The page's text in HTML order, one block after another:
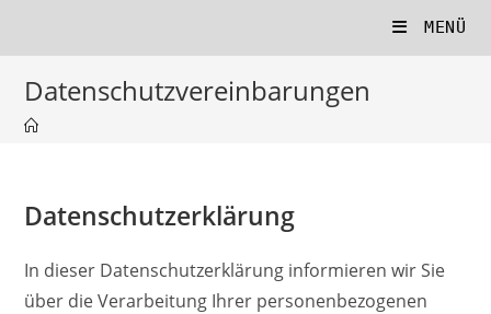
MENÜ
Datenschutzvereinbarungen
Datenschutzerklärung
In dieser Datenschutzerklärung informieren wir Sie
über die Verarbeitung Ihrer personenbezogenen